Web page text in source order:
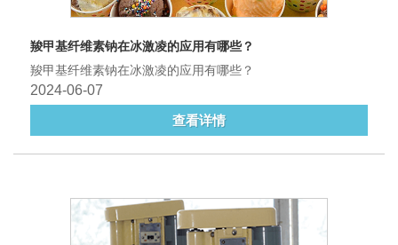
羧甲基纤维素钠在冰激凌的应用有哪些？
羧甲基纤维素钠在冰激凌的应用有哪些？
2024-06-07
查看详情